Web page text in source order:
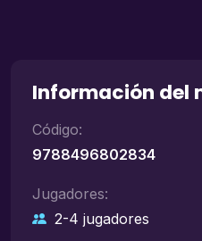
Información del
Código:
9788496802834
Jugadores:
2-4 jugadores